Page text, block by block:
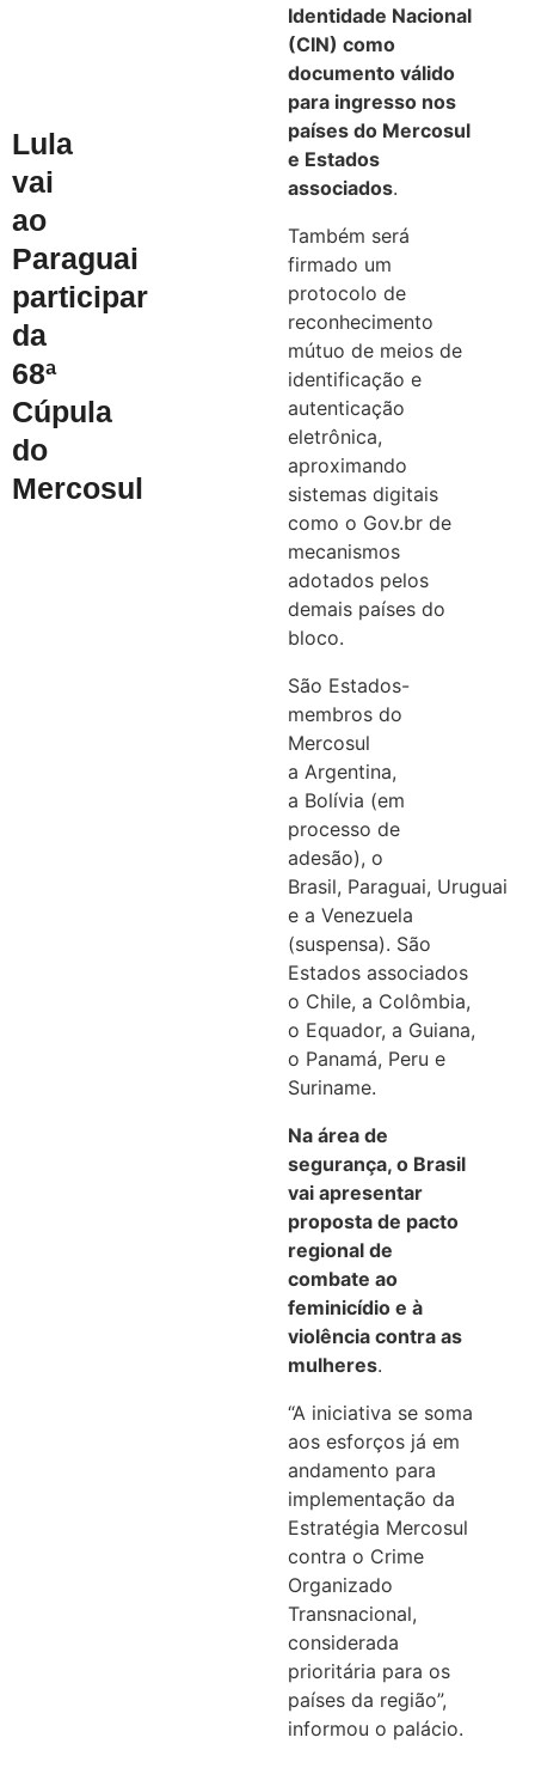
Lula
vai
ao
Paraguai
participar
da
68ª
Cúpula
do
Mercosul
Identidade Nacional
(CIN) como
documento válido
para ingresso nos
países do Mercosul
e Estados
associados.
Também será
firmado um
protocolo de
reconhecimento
mútuo de meios de
identificação e
autenticação
eletrônica,
aproximando
sistemas digitais
como o Gov.br de
mecanismos
adotados pelos
demais países do
bloco.
São Estados-
membros do
Mercosul
a Argentina,
a Bolívia (em
processo de
adesão), o
Brasil, Paraguai, Uruguai
e a Venezuela
(suspensa). São
Estados associados
o Chile, a Colômbia,
o Equador, a Guiana,
o Panamá, Peru e
Suriname.
Na área de
segurança, o Brasil
vai apresentar
proposta de pacto
regional de
combate ao
feminicídio e à
violência contra as
mulheres.
“A iniciativa se soma
aos esforços já em
andamento para
implementação da
Estratégia Mercosul
contra o Crime
Organizado
Transnacional,
considerada
prioritária para os
países da região”,
informou o palácio.